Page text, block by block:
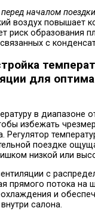
началом поездки
воздух повышает
риск образования
с
для
в диапазоне
избежать
Регулятор
поездке
низкой или
с
прямого потока на
и
салона.